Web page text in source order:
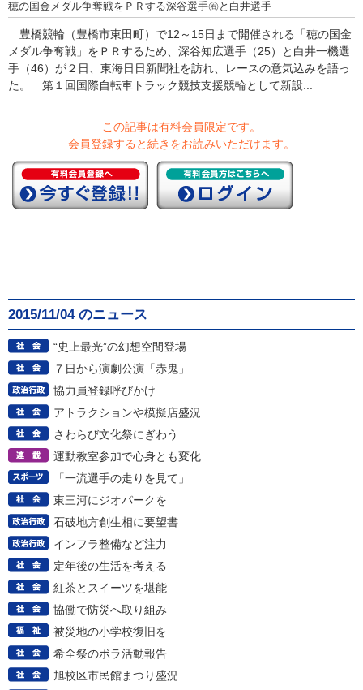
穂の国金メダル争奪戦をＰＲする深谷選手㊨と白井選手
豊橋競輪（豊橋市東田町）で12～15日まで開催される「穂の国金
メダル争奪戦」をＰＲするため、深谷知広選手（25）と白井一機選
手（46）が２日、東海日日新聞社を訪れ、レースの意気込みを語っ
た。 第１回国際自転車トラック競技支援競輪として新設...
この記事は有料会員限定です。
会員登録すると続きをお読みいただけます。
2015/11/04 のニュース
“史上最光”の幻想空間登場
７日から演劇公演「赤鬼」
協力員登録呼びかけ
アトラクションや模擬店盛況
さわらび文化祭にぎわう
運動教室参加で心身とも変化
「一流選手の走りを見て」
東三河にジオパークを
石破地方創生相に要望書
インフラ整備など注力
定年後の生活を考える
紅茶とスイーツを堪能
協働で防災へ取り組み
被災地の小学校復旧を
希全祭のボラ活動報告
旭校区市民館まつり盛況